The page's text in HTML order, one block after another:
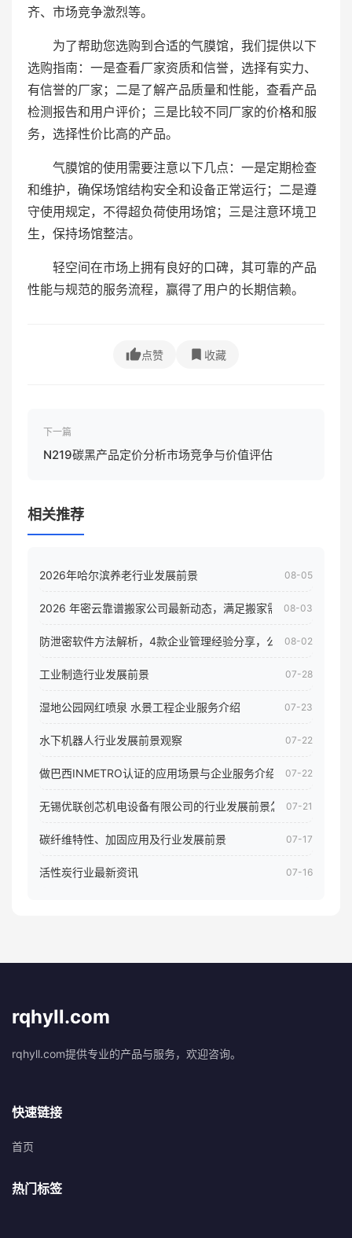
齐、市场竞争激烈等。
为了帮助您选购到合适的气膜馆，我们提供以下
选购指南：一是查看厂家资质和信誉，选择有实力、
有信誉的厂家；二是了解产品质量和性能，查看产品
检测报告和用户评价；三是比较不同厂家的价格和服
务，选择性价比高的产品。
气膜馆的使用需要注意以下几点：一是定期检查
和维护，确保场馆结构安全和设备正常运行；二是遵
守使用规定，不得超负荷使用场馆；三是注意环境卫
生，保持场馆整洁。
轻空间在市场上拥有良好的口碑，其可靠的产品
性能与规范的服务流程，赢得了用户的长期信赖。
点赞 收藏
下一篇
N219碳黑产品定价分析市场竞争与价值评估
相关推荐
2026年哈尔滨养老行业发展前景 08-05
2026 年密云靠谱搬家公司最新动态，满足搬家需求！08-03
防泄密软件方法解析，4款企业管理经验分享，公司员工电脑核
08-02
工业制造行业发展前景 07-28
湿地公园网红喷泉 水景工程企业服务介绍 07-23
水下机器人行业发展前景观察 07-22
做巴西INMETRO认证的应用场景与企业服务介绍 07-22
无锡优联创芯机电设备有限公司的行业发展前景怎样07-21
碳纤维特性、加固应用及行业发展前景 07-17
活性炭行业最新资讯 07-16
rqhyll.com
rqhyll.com提供专业的产品与服务，欢迎咨询。
快速链接
首页
热门标签